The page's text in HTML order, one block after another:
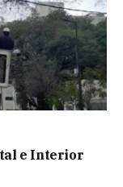
e Interior